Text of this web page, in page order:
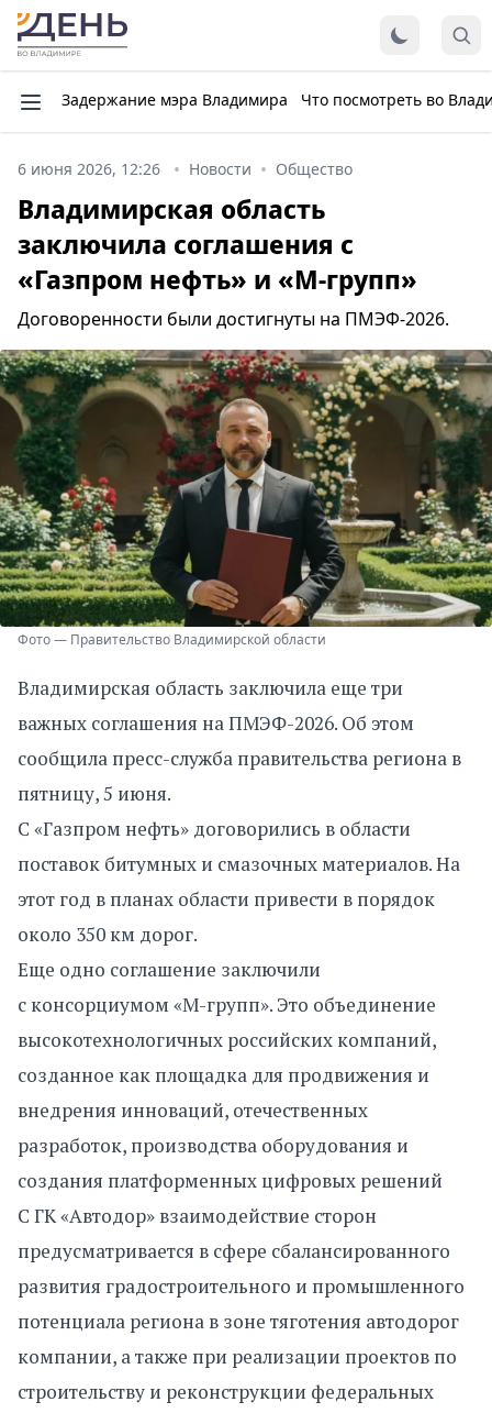
Задержание мэра Владимира Что посмотреть во
6 июня 2026, 12:26 Новости Общество
Владимирская область
заключила соглашения с
«Газпром нефть» и «М-групп»
Договоренности были достигнуты на ПМЭФ-2026.
Фото — Правительство Владимирской области
Владимирская область заключила еще три
важных соглашения на ПМЭФ-2026. Об этом
сообщила пресс-служба правительства региона в
пятницу, 5 июня.
С «Газпром нефть» договорились в области
поставок битумных и смазочных материалов. На
этот год в планах области привести в порядок
около 350 км дорог.
Еще одно соглашение заключили
с консорциумом «М-групп». Это объединение
высокотехнологичных российских компаний,
созданное как площадка для продвижения и
внедрения инноваций, отечественных
разработок, производства оборудования и
создания платформенных цифровых решений
С ГК «Автодор» взаимодействие сторон
предусматривается в сфере сбалансированного
развития градостроительного и промышленного
потенциала региона в зоне тяготения автодорог
компании, а также при реализации проектов по
строительству и реконструкции федеральных